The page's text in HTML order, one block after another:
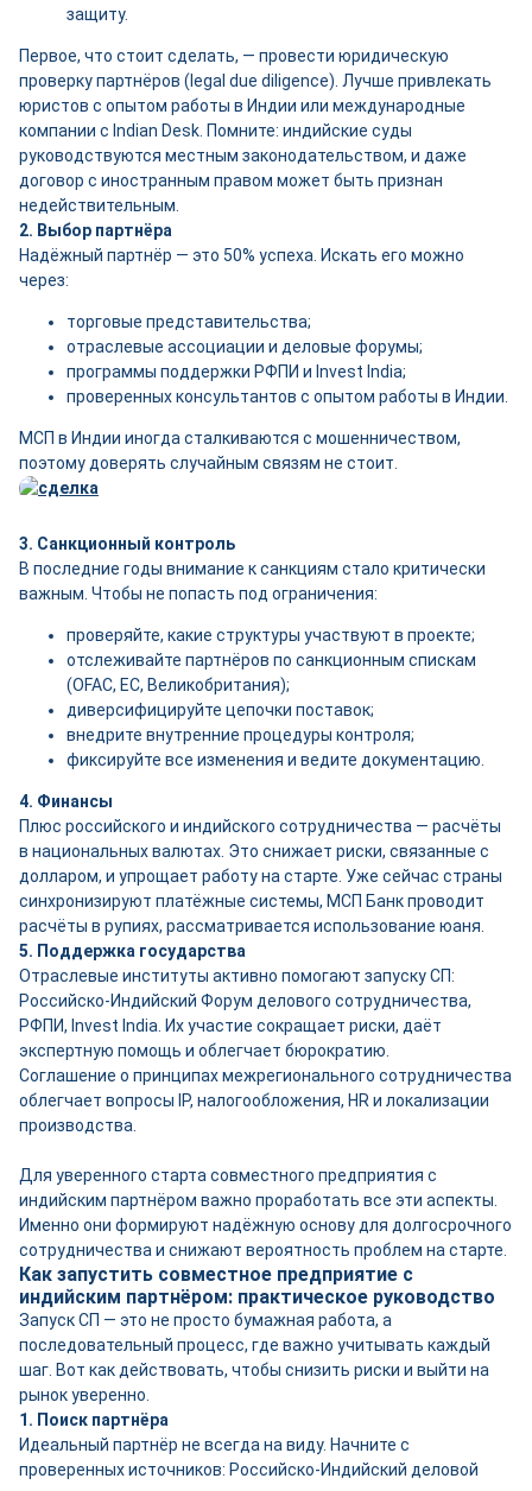
защиту.
Первое, что стоит сделать, — провести юридическую
проверку партнёров (legal due diligence). Лучше привлекать
юристов с опытом работы в Индии или международные
компании с Indian Desk. Помните: индийские суды
руководствуются местным законодательством, и даже
договор с иностранным правом может быть признан
недействительным.
2. Выбор партнёра
Надёжный партнёр — это 50% успеха. Искать его можно
через:
торговые представительства;
отраслевые ассоциации и деловые форумы;
программы поддержки РФПИ и Invest India;
проверенных консультантов с опытом работы в Индии.
МСП в Индии иногда сталкиваются с мошенничеством,
поэтому доверять случайным связям не стоит.
3. Санкционный контроль
В последние годы внимание к санкциям стало критически
важным. Чтобы не попасть под ограничения:
проверяйте, какие структуры участвуют в проекте;
отслеживайте партнёров по санкционным спискам
(OFAC, ЕС, Великобритания);
диверсифицируйте цепочки поставок;
внедрите внутренние процедуры контроля;
фиксируйте все изменения и ведите документацию.
4. Финансы
Плюс российского и индийского сотрудничества — расчёты
в национальных валютах. Это снижает риски, связанные с
долларом, и упрощает работу на старте. Уже сейчас страны
синхронизируют платёжные системы, МСП Банк проводит
расчёты в рупиях, рассматривается использование юаня.
5. Поддержка государства
Отраслевые институты активно помогают запуску СП:
Российско-Индийский Форум делового сотрудничества,
РФПИ, Invest India. Их участие сокращает риски, даёт
экспертную помощь и облегчает бюрократию.
Соглашение о принципах межрегионального сотрудничества
облегчает вопросы IP, налогообложения, HR и локализации
производства.
Для уверенного старта совместного предприятия с
индийским партнёром важно проработать все эти аспекты.
Именно они формируют надёжную основу для долгосрочного
сотрудничества и снижают вероятность проблем на старте.
Как запустить совместное предприятие с
индийским партнёром: практическое руководство
Запуск СП — это не просто бумажная работа, а
последовательный процесс, где важно учитывать каждый
шаг. Вот как действовать, чтобы снизить риски и выйти на
рынок уверенно.
1. Поиск партнёра
Идеальный партнёр не всегда на виду. Начните с
проверенных источников: Российско-Индийский деловой